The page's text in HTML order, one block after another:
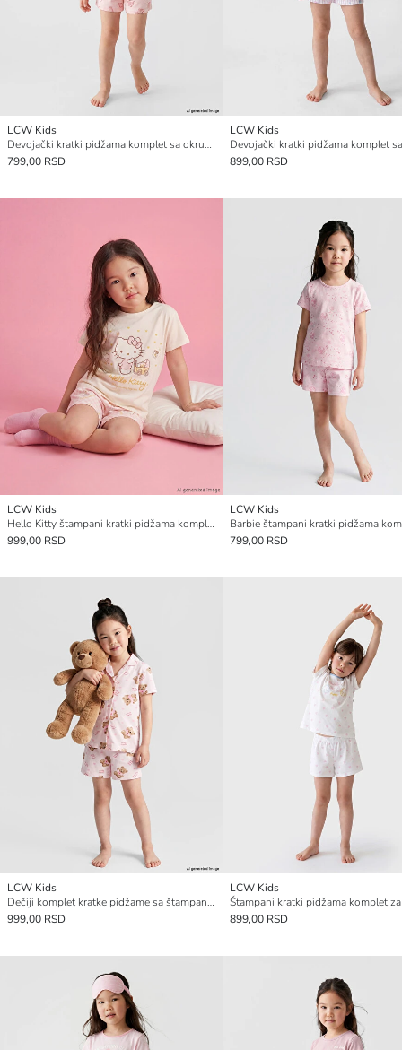
LCW Kids
Devojački kratki pidžama komplet sa okruglim izrezom
799,00 RSD
LCW Kids
899,00 RSD
LCW Kids
Hello Kitty štampani kratki pidžama komplet za devojčice
999,00 RSD
LCW Kids
799,00 RSD
LCW Kids
Dečiji komplet kratke pidžame sa štampanim medvedićem
999,00 RSD
LCW Kids
899,00 RSD